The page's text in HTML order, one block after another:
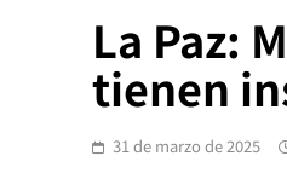
La Paz:
tienen
31 de marzo de 2025